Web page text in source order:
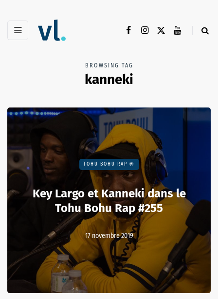
BROWSING TAG
kanneki
TOHU BOHU RAP 🤟
Key Largo et Kanneki dans le
Tohu Bohu Rap #255
17 novembre 2019